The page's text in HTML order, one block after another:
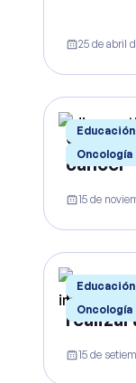
25 de abril
Oncología
cáncer
15 de
Oncología
equipo
15 de